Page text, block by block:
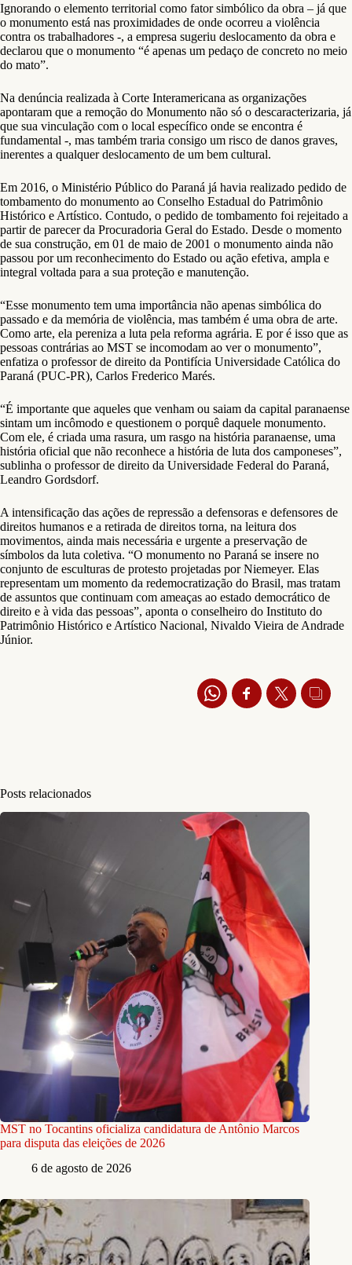
Ignorando o elemento territorial como fator simbólico da obra – já que
o monumento está nas proximidades de onde ocorreu a violência
contra os trabalhadores -, a empresa sugeriu deslocamento da obra e
declarou que o monumento “é apenas um pedaço de concreto no meio
do mato”.
Na denúncia realizada à Corte Interamericana as organizações
apontaram que a remoção do Monumento não só o descaracterizaria, já
que sua vinculação com o local específico onde se encontra é
fundamental -, mas também traria consigo um risco de danos graves,
inerentes a qualquer deslocamento de um bem cultural.
Em 2016, o Ministério Público do Paraná já havia realizado pedido de
tombamento do monumento ao Conselho Estadual do Patrimônio
Histórico e Artístico. Contudo, o pedido de tombamento foi rejeitado a
partir de parecer da Procuradoria Geral do Estado. Desde o momento
de sua construção, em 01 de maio de 2001 o monumento ainda não
passou por um reconhecimento do Estado ou ação efetiva, ampla e
integral voltada para a sua proteção e manutenção.
“Esse monumento tem uma importância não apenas simbólica do
passado e da memória de violência, mas também é uma obra de arte.
Como arte, ela pereniza a luta pela reforma agrária. E por é isso que as
pessoas contrárias ao MST se incomodam ao ver o monumento”,
enfatiza o professor de direito da Pontifícia Universidade Católica do
Paraná (PUC-PR), Carlos Frederico Marés.
“É importante que aqueles que venham ou saiam da capital paranaense
sintam um incômodo e questionem o porquê daquele monumento.
Com ele, é criada uma rasura, um rasgo na história paranaense, uma
história oficial que não reconhece a história de luta dos camponeses”,
sublinha o professor de direito da Universidade Federal do Paraná,
Leandro Gordsdorf.
A intensificação das ações de repressão a defensoras e defensores de
direitos humanos e a retirada de direitos torna, na leitura dos
movimentos, ainda mais necessária e urgente a preservação de
símbolos da luta coletiva. “O monumento no Paraná se insere no
conjunto de esculturas de protesto projetadas por Niemeyer. Elas
representam um momento da redemocratização do Brasil, mas tratam
de assuntos que continuam com ameaças ao estado democrático de
direito e à vida das pessoas”, aponta o conselheiro do Instituto do
Patrimônio Histórico e Artístico Nacional, Nivaldo Vieira de Andrade
Júnior.
Posts relacionados
MST no Tocantins oficializa candidatura de Antônio Marcos
para disputa das eleições de 2026
6 de agosto de 2026